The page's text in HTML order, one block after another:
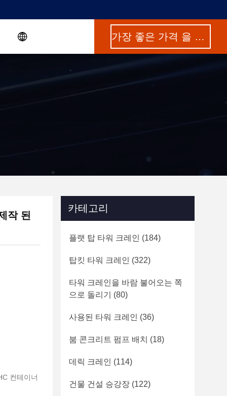
가장 좋은 가격 을 구하라
작 된
컨테이너
카테고리
플랫 탑 타워 크레인 (184)
탑킷 타워 크레인 (322)
타워 크레인을 바람 불어오는 쪽
으로 돌리기
(80)
사용된 타워 크레인 (36)
붐 콘크리트 펌프 배치 (18)
데릭 크레인 (114)
건물 건설 승강장 (122)